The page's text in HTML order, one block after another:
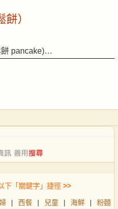
）
餅 pancake)…
下「關鍵字」捷徑 >>
| 西餐 | 兒童 | 海鮮 |
粉麵